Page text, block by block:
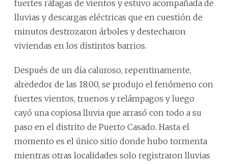
fuertes ráfagas de vientos y estuvo acompañada de
lluvias y descargas eléctricas que en cuestión de
minutos destrozaron árboles y destecharon
viviendas en los distintos barrios.
Después de un día caluroso, repentinamente,
alrededor de las 18:00, se produjo el fenómeno con
fuertes vientos, truenos y relámpagos y luego
cayó una copiosa lluvia que arrasó con todo a su
paso en el distrito de Puerto Casado. Hasta el
momento es el único sitio donde hubo tormenta
mientras otras localidades solo registraron lluvias